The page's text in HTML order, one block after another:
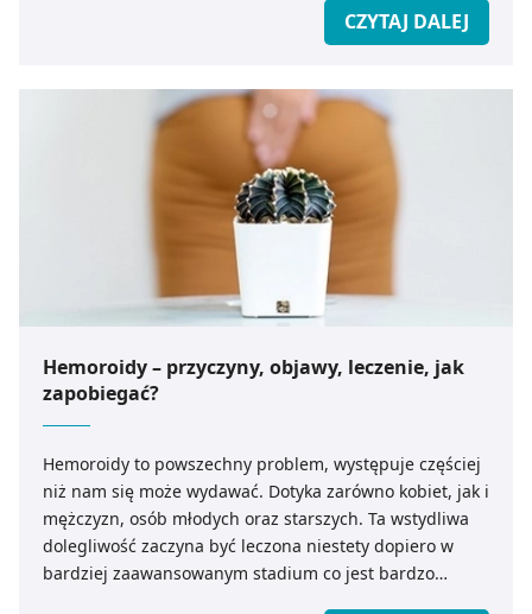
CZYTAJ DALEJ
Hemoroidy – przyczyny, objawy, leczenie, jak
zapobiegać?
Hemoroidy to powszechny problem, występuje częściej
niż nam się może wydawać. Dotyka zarówno kobiet, jak i
mężczyzn, osób młodych oraz starszych. Ta wstydliwa
dolegliwość zaczyna być leczona niestety dopiero w
bardziej zaawansowanym stadium co jest bardzo